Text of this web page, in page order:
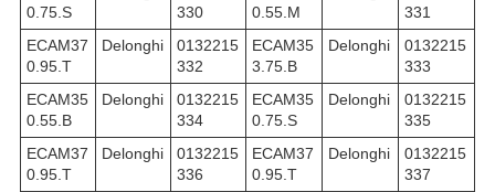
0.75.S
330
0.55.M
331
ECAM37
0.95.T
Delonghi
0132215
332
ECAM35
3.75.B
Delonghi
0132215
333
ECAM35
0.55.B
Delonghi
0132215
334
ECAM35
0.75.S
Delonghi
0132215
335
ECAM37
0.95.T
Delonghi
0132215
336
ECAM37
0.95.T
Delonghi
0132215
337